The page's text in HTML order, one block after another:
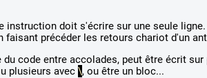
instruction doit s'écrire sur une seule
faisant précéder les retours chariot d'un
du code entre accolades, peut être écrit
plusieurs avec \, ou être un bloc...